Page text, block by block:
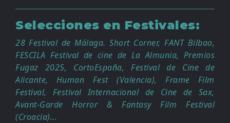
Selecciones en Festivales:
28 Festival de Málaga. Short Corner, FANT Bilbao,
FESCILA Festival de cine de La Almunia, Premios
Fugaz 2025, CortoEspaña, Festival de Cine de
Alicante, Human Fest (Valencia), Frame Film
Festival, Festival Internacional de Cine de Sax,
Avant-Garde Horror & Fantasy Film Festival
(Croacia)...